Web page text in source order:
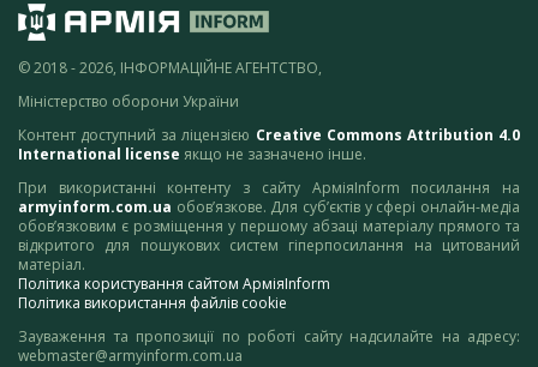
© 2018 - 2026, ІНФОРМАЦІЙНЕ АГЕНТСТВО,
Міністерство оборони України
Контент доступний за ліцензією Creative Commons Attribution 4.0
International license якщо не зазначено інше.
При використанні контенту з сайту АрміяInform посилання на
armyinform.com.ua обов’язкове. Для суб’єктів у сфері онлайн-медіа
обов’язковим є розміщення у першому абзаці матеріалу прямого та
відкритого для пошукових систем гіперпосилання на цитований
матеріал.
Політика користування сайтом АрміяInform
Політика використання файлів cookie
Зауваження та пропозиції по роботі сайту надсилайте на адресу:
webmaster@armyinform.com.ua